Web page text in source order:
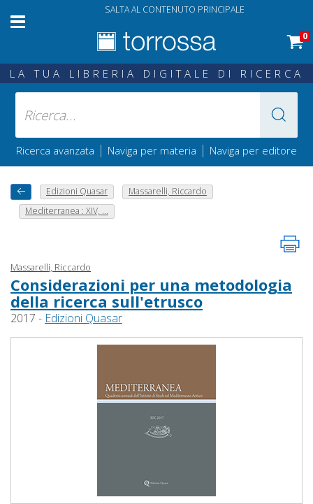
SALTA AL CONTENUTO PRINCIPALE
0
LA TUA LIBRERIA DIGITALE DI RICERCA
Ricerca avanzata | Naviga per materia | Naviga per editore
Edizioni Quasar
Massarelli, Riccardo
Mediterranea : XIV, ...
Massarelli, Riccardo
Considerazioni per una metodologia
della ricerca sull'etrusco
2017 - Edizioni Quasar